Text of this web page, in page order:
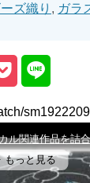
ズ織り , ガラ